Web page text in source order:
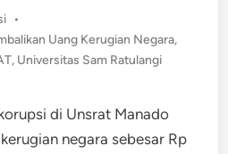
•
Uang Kerugian Negara,
, Universitas Sam Ratulangi
di Unsrat Manado
negara sebesar Rp